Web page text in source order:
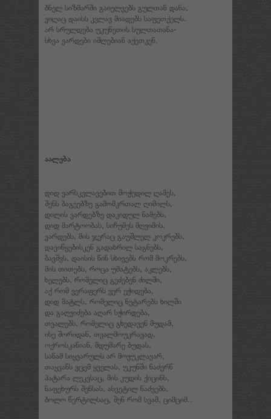
ბნელ სიზმარში გაიელვებს გულთან დანა,
ვიღაც დაისს კვლავ მიადებს საფეთქელს.
არ სრულდება უკუნეთის სულთათანა-
სხვა ვარდები იშლებიან აქეთკენ.
აალება
დიდ ვარსკვლავებით მოჭედილ ღამეს,
შენს ბაგეებზე გამომკრთალ ღიმილს,
დილის ვარდებზე დაკიდულ ნამებს,
დიდ მარტოობას, სიჩუმეს მღვიმის,
ვარდებს, მის ჯერაც გაუშლელ კოკრებს,
დავიწყებისკენ გადახრილ საგნებს,
ბავშვს, დაისის წინ სხივებს რომ მოკრებს,
მის თითებს, როცა უმატებს, აკლებს,
ხელებს, რომელიც გეძებენ ძილში,
აქ რომ ვერაფერს ვერ ეჭიდება,
დიდ მატლს, რომელიც ნეტარებს ხილში
და გაღვიძება აღარ სჭირდება,
თვალებს, რომელიც გხედავენ მუდამ,
ისე შორიდან, თვალმოუკრავად,
ოქროსკანიან, მდუმარე ბუდას,
სანამ სიყვარულს არ მოვუკლავარ,
თაყვანს ვცემ ყველას, უკუნში ნაძერწ
პატარა ლეკვსაც, მის კუდის ქიცინს,
ნაფეხურს შენსას, ასვეტილ ნაძვებს,
ბოლო წერტილსაც, შენ რომ სვამ, ციმციმ..